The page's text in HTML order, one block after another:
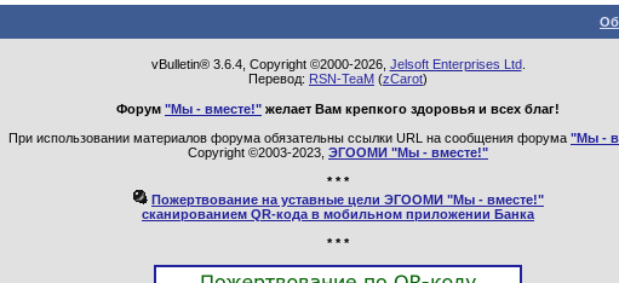
vBulletin® 3.6.4, Copyright ©2000-2026, Jelsoft Enterprises Ltd.
Перевод: RSN-TeaM (zCarot)
Форум "Мы - вместе!" желает Вам крепкого здоровья и всех благ!
При использовании материалов форума обязательны ссылки URL на сообщения форума "Мы -
Copyright ©2003-2023, ЭГООМИ "Мы - вместе!"
* * *
Пожертвование на уставные цели ЭГООМИ "Мы - вместе!"
сканированием QR-кода в мобильном приложении Банка
* * *